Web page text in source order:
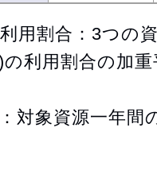
用割合：3つの
利用割合の加重
対象資源一年間